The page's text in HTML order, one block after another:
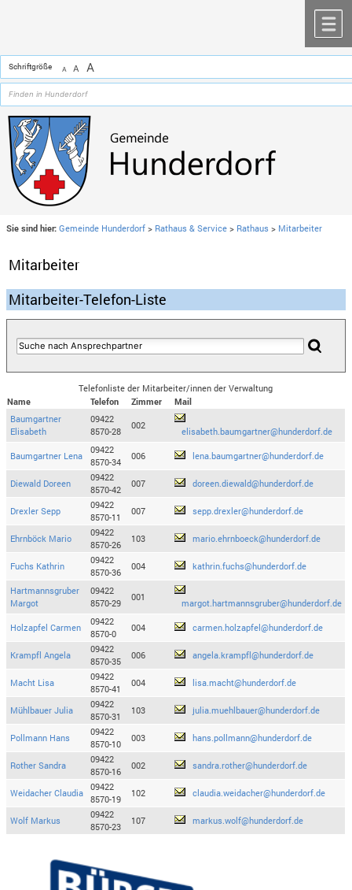
Schriftgröße A A A
Sie sind hier: Gemeinde Hunderdorf > Rathaus & Service > Rathaus > Mitarbeiter
Mitarbeiter
Mitarbeiter-Telefon-Liste
Telefonliste der Mitarbeiter/innen der Verwaltung
Name
Telefon Zimmer
Mail
Baumgartner
Elisabeth
09422
8570-28
002
elisabeth.baumgartner@hunderdorf.de
Baumgartner Lena
09422
8570-34
006 lena.baumgartner@hunderdorf.de
Diewald Doreen
09422
8570-42
007 doreen.diewald@hunderdorf.de
Drexler Sepp
09422
8570-11
007 sepp.drexler@hunderdorf.de
Ehrnböck Mario
09422
8570-26
103 mario.ehrnboeck@hunderdorf.de
Fuchs Kathrin
09422
8570-36
004 kathrin.fuchs@hunderdorf.de
Hartmannsgruber
Margot
09422
8570-29
001
margot.hartmannsgruber@hunderdorf.de
Holzapfel Carmen
09422
8570-0
004 carmen.holzapfel@hunderdorf.de
Krampfl Angela
09422
8570-35
006 angela.krampfl@hunderdorf.de
Macht Lisa
09422
8570-41
004 lisa.macht@hunderdorf.de
Mühlbauer Julia
09422
8570-31
103 julia.muehlbauer@hunderdorf.de
Pollmann Hans
09422
8570-10
003 hans.pollmann@hunderdorf.de
Rother Sandra
09422
8570-16
002 sandra.rother@hunderdorf.de
Weidacher Claudia
09422
8570-19
102 claudia.weidacher@hunderdorf.de
Wolf Markus
09422
8570-23
107 markus.wolf@hunderdorf.de